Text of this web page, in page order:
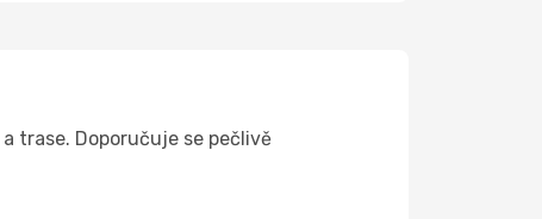
trase. Doporučuje se pečlivě